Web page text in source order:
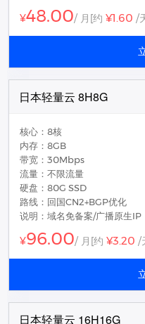
¥48.00/ 月 [约 ¥1.60 /
日本轻量云 8H8G
核心：8核
内存：8GB
带宽：30Mbps
流量：不限流量
硬盘：80G SSD
路线：回国CN2+BGP优化
说明：域名免备案/广播原生IP
¥96.00/ 月 [约 ¥3.20 /
日本轻量云 16H16G